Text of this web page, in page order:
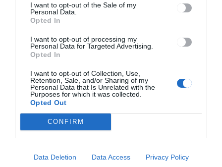
I want to opt-out of the Sale of my
Personal Data.
Opted In
I want to opt-out of processing my
Personal Data for Targeted Advertising.
Opted In
I want to opt-out of Collection, Use,
Retention, Sale, and/or Sharing of my
Personal Data that Is Unrelated with the
Purposes for which it was collected.
Opted Out
CONFIRM
Data Deletion Data Access Privacy Policy
Dubában: Bence és Szili vendége
Eszenyi Norbert, alias Boci volt
Elengedhetetlen Duma Duba